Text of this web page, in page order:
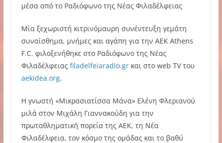
μέσα από το Ραδιόφωνο της Νέας Φιλαδέλφειας
Μία ξεχωριστή κιτρινόμαυρη συνέντευξη γεμάτη
συναίσθημα, μνήμες και αγάπη για την AEK Athens
F.C. φιλοξενήθηκε στο Ραδιόφωνο της Νέας
Φιλαδέλφειας filadelfeiaradio.grκαι στο web TV του
aekidea.org.
Η γνωστή «Μικρασιατίσσα Μάνα» Ελένη Φλεριανού
μιλά στον Μιχάλη Γιαννακούδη για την
πρωταθληματική πορεία της ΑΕΚ, τη Νέα
Φιλαδέλφεια, τον κόσμο της ομάδας και το βαθύ